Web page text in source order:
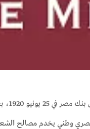
وطني يخدم مصالح الشعب